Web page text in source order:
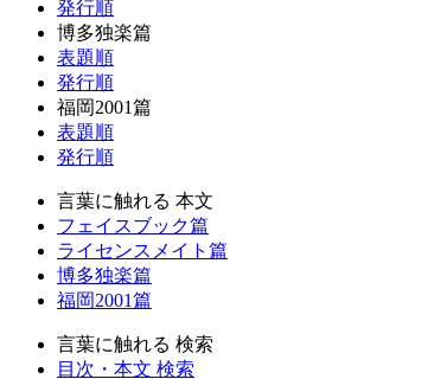
発行順
博多独楽篇
表題順
発行順
福岡2001篇
表題順
発行順
言葉に触れる 本文
フェイスブック篇
ライセンスメイト篇
博多独楽篇
福岡2001篇
言葉に触れる 検索
目次・本文 検索